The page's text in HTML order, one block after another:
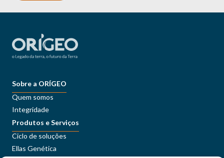
Sobre a ORÍGEO
Quem somos
Integridade
Produtos e Serviços
Ciclo de soluções
Ellas Genética